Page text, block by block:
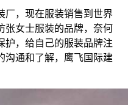
，现在服装销售到世界
张女士服装的品牌，奈何
护，给自己的服装品牌注
沟通和了解，鹰飞国际建